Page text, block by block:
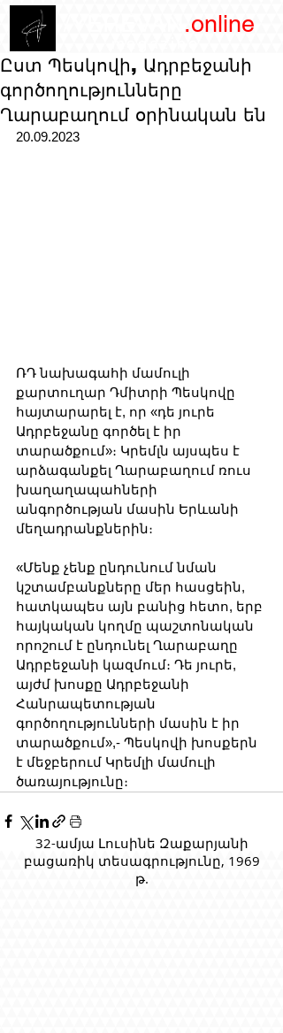
.online
Ըստ Պեսկովի, Ադրբեջանի
գործողությունները
Ղարաբաղում օրինական են
20.09.2023
ՌԴ նախագահի մամուլի
քարտուղար Դմիտրի Պեսկովը
հայտարարել է, որ «դե յուրե
Ադրբեջանը գործել է իր
տարածքում»։ Կրեմլն այսպես է
արձագանքել Ղարաբաղում ռուս
խաղաղապահների
անգործության մասին Երևանի
մեղադրանքներին։
«Մենք չենք ընդունում նման
կշտամբանքները մեր հասցեին,
հատկապես այն բանից հետո, երբ
հայկական կողմը պաշտոնական
որոշում է ընդունել Ղարաբաղը
Ադրբեջանի կազմում։ Դե յուրե,
այժմ խոսքը Ադրբեջանի
Հանրապետության
գործողությունների մասին է իր
տարածքում»,- Պեսկովի խոսքերն
է մեջբերում Կրեմլի մամուլի
ծառայությունը։
32-ամյա Լուսինե Զաքարյանի
բացառիկ տեսագրությունը, 1969
թ.